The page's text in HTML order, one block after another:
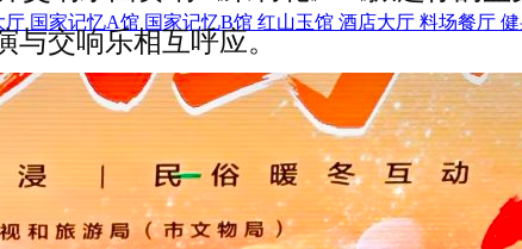
厅 国家记忆A馆 国家记忆B馆 红山玉馆 酒店大厅 料场餐厅
与交响乐相互呼应。